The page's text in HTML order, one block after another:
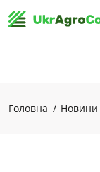
Головна Новини